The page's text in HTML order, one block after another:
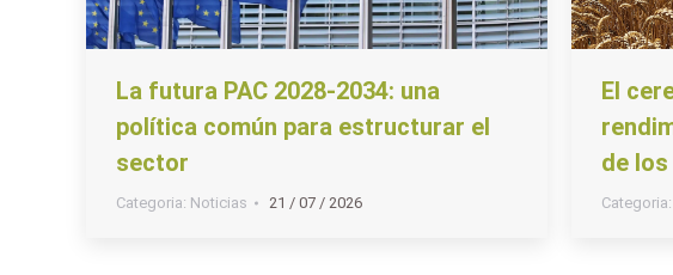
La futura PAC 2028-2034: una
política común para estructurar el
sector
Categoria: Noticias 21 / 07 / 2026
El
de
Categoria: